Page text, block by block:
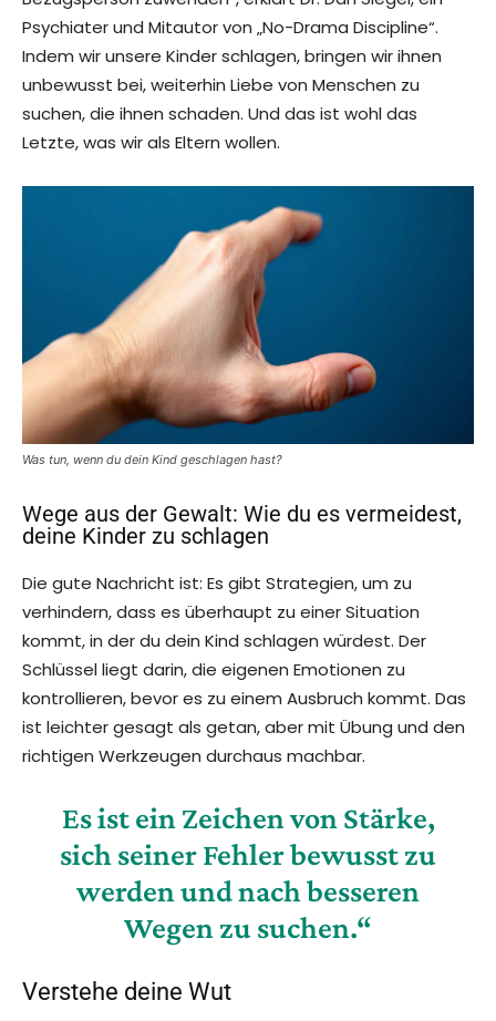
Psychiater und Mitautor von „No-Drama Discipline“.
Indem wir unsere Kinder schlagen, bringen wir ihnen
unbewusst bei, weiterhin Liebe von Menschen zu
suchen, die ihnen schaden. Und das ist wohl das
Letzte, was wir als Eltern wollen.
Was tun, wenn du dein Kind geschlagen hast?
Wege aus der Gewalt: Wie du es vermeidest,
deine Kinder zu schlagen
Die gute Nachricht ist: Es gibt Strategien, um zu
verhindern, dass es überhaupt zu einer Situation
kommt, in der du dein Kind schlagen würdest. Der
Schlüssel liegt darin, die eigenen Emotionen zu
kontrollieren, bevor es zu einem Ausbruch kommt. Das
ist leichter gesagt als getan, aber mit Übung und den
richtigen Werkzeugen durchaus machbar.
Es ist ein Zeichen von Stärke,
sich seiner Fehler bewusst zu
werden und nach besseren
Wegen zu suchen.“
Verstehe deine Wut